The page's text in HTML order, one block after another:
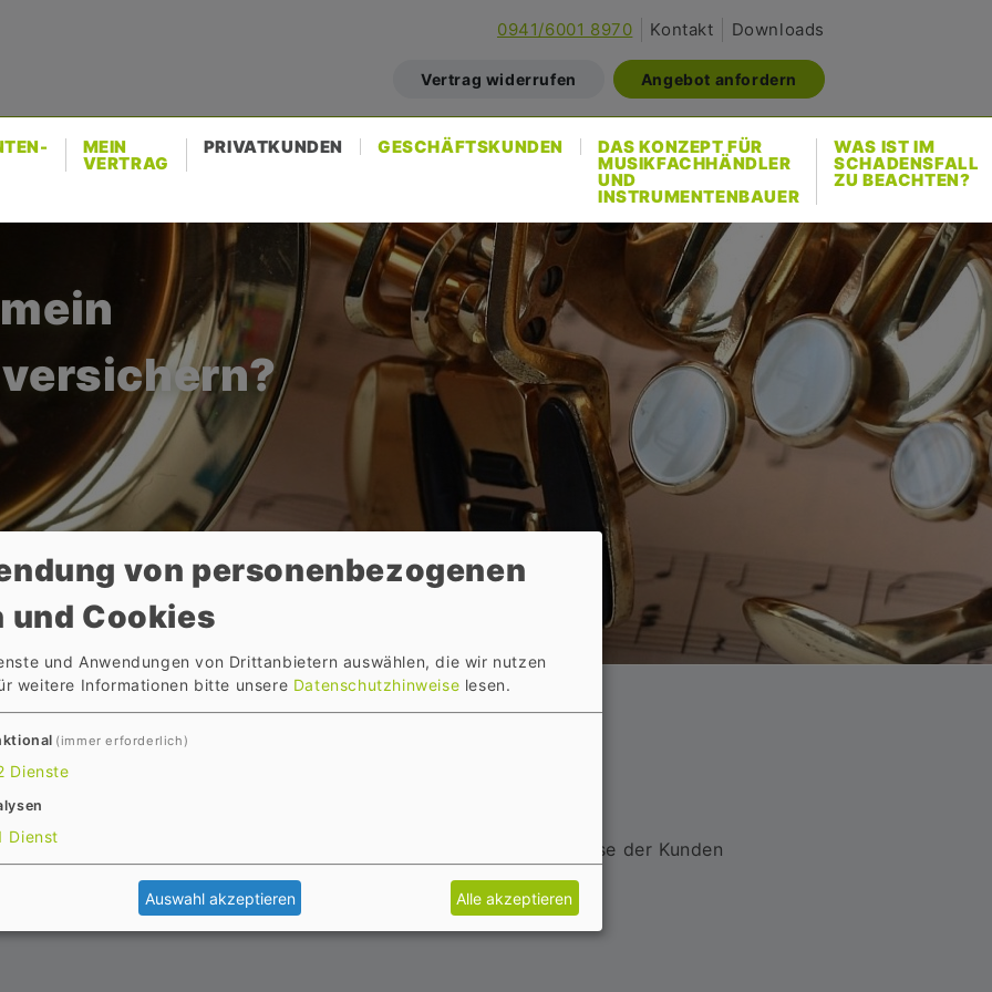
0941/6001 8970 Kontakt Downloads
Angebot anfordern
Vertrag widerrufen
MEIN
VERTRAG
PRIVATKUNDEN GESCHÄFTSKUNDEN DAS KONZEPT FÜR
MUSIKFACHHÄNDLER
UND
INSTRUMENTENBAUER
WAS IST IM
SCHADENSFALL
ZU BEACHTEN?
mit den jeweiligen Partnern entwickelte und auf die Bedürfnisse der Kunden
u.a.:
von personenbezogenen
und Cookies
und Anwendungen von Drittanbietern auswählen, die wir nutzen
weitere Informationen bitte unsere Datenschutzhinweise lesen.
(immer erforderlich)
Dienste
Dienst
Auswahl akzeptieren Alle akzeptieren